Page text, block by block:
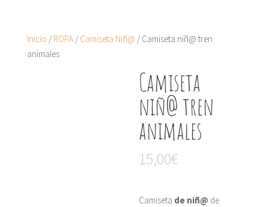
Inicio / ROPA/ Camiseta Niñ@ / Camiseta niñ@ tren
animales
Camiseta
niñ@ tren
animales
15,00€
Camiseta de niñ@ de